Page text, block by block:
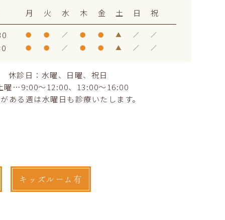
月 火 水 木 金 土 日
祝
● ● ／ ● ● ▲ ／ ／
● ● ／ ● ● ▲ ／ ／
休診日：水曜、日曜、祝日
曜…9:00～12:00、13:00～16:00
ある週は水曜日も診療いたします。
キッズルーム有